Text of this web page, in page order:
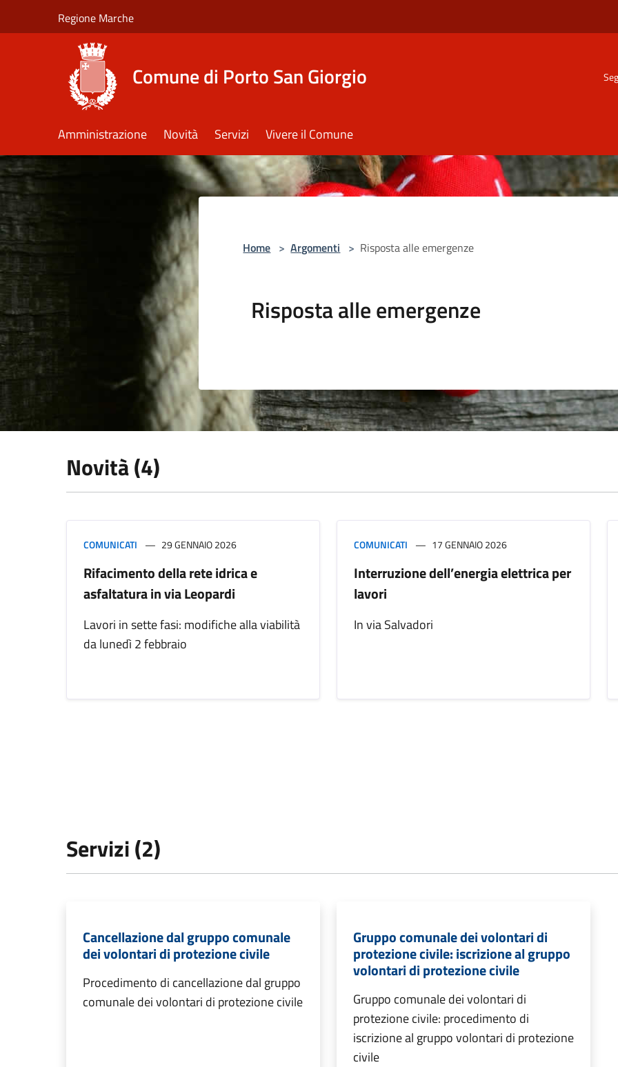
Regione Marche
Comune di Porto San Giorgio
Amministrazione Novità Servizi Vivere il Comune
Home > Argomenti > Risposta alle emergenze
Risposta alle emergenze
Novità (4)
COMUNICATI 29 GENNAIO 2026
Rifacimento della rete idrica e
asfaltatura in via Leopardi
Lavori in sette fasi: modifiche alla viabilità
da lunedì 2 febbraio
COMUNICATI 17 GENNAIO 2026
Interruzione dell’energia elettrica per
lavori
In via Salvadori
Servizi (2)
Cancellazione dal gruppo comunale
dei volontari di protezione civile
Procedimento di cancellazione dal gruppo
comunale dei volontari di protezione civile
Gruppo comunale dei volontari di
protezione civile: iscrizione al gruppo
volontari di protezione civile
Gruppo comunale dei volontari di
protezione civile: procedimento di
iscrizione al gruppo volontari di protezione
civile